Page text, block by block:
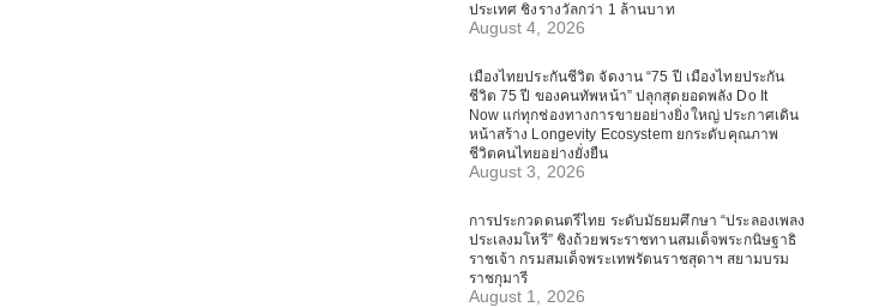
ประเทศ ชิงรางวัลกว่า 1 ล้านบาท
August 4, 2026
เมืองไทยประกันชีวิต จัดงาน “75 ปี เมืองไทยประกัน
ชีวิต 75 ปี ของคนทัพหน้า” ปลุกสุดยอดพลัง Do It
Now แก่ทุกช่องทางการขายอย่างยิ่งใหญ่ ประกาศเดิน
หน้าสร้าง Longevity Ecosystem ยกระดับคุณภาพ
ชีวิตคนไทยอย่างยั่งยืน
August 3, 2026
การประกวดดนตรีไทย ระดับมัธยมศึกษา “ประลองเพลง
ประเลงมโหรี” ชิงถ้วยพระราชทานสมเด็จพระกนิษฐาธิ
ราชเจ้า กรมสมเด็จพระเทพรัตนราชสุดาฯ สยามบรม
ราชกุมารี
August 1, 2026